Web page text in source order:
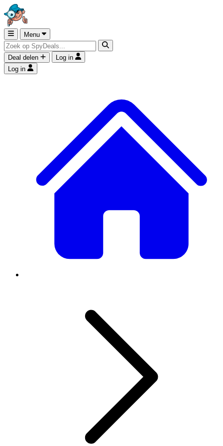
Menu
Deal delen
Log in
Log in